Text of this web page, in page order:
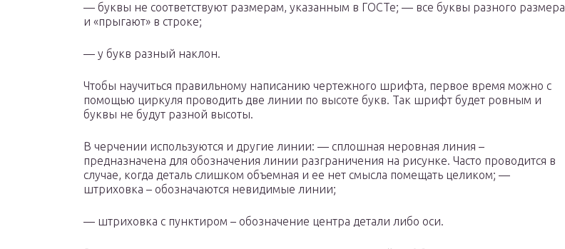
— буквы не соответствуют размерам, указанным в ГОСТе; — все буквы разного размера
и «прыгают» в строке;
— у букв разный наклон.
Чтобы научиться правильному написанию чертежного шрифта, первое время можно с
помощью циркуля проводить две линии по высоте букв. Так шрифт будет ровным и
буквы не будут разной высоты.
В черчении используются и другие линии: — сплошная неровная линия –
предназначена для обозначения линии разграничения на рисунке. Часто проводится в
случае, когда деталь слишком объемная и ее нет смысла помещать целиком; —
штриховка – обозначаются невидимые линии;
— штриховка с пунктиром – обозначение центра детали либо оси.